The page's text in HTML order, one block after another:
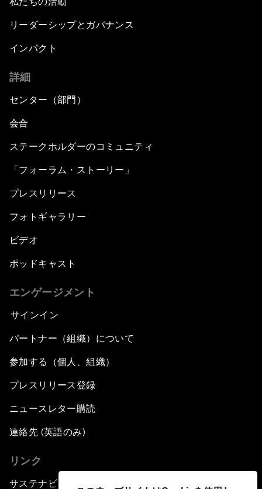
リーダーシップとガバナンス
インパクト
詳細
センター（部門）
会合
ステークホルダーのコミュニティ
「フォーラム・ストーリー」
プレスリリース
フォトギャラリー
ビデオ
ポッドキャスト
エンゲージメント
サインイン
パートナー（組織）について
参加する（個人、組織）
プレスリリース登録
ニュースレター購読
連絡先 (英語のみ)
リンク
サステナビリティへの取り組み